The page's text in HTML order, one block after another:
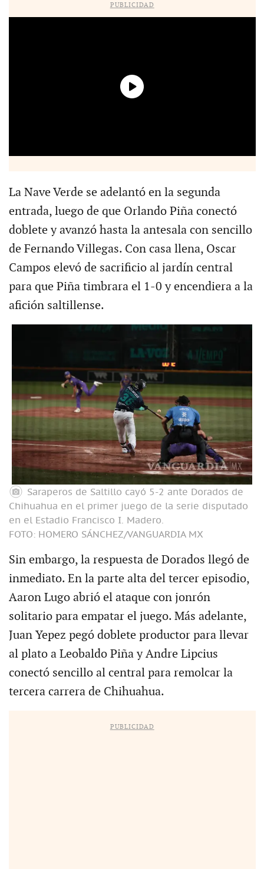
PUBLICIDAD
La Nave Verde se adelantó en la segunda
entrada, luego de que Orlando Piña conectó
doblete y avanzó hasta la antesala con sencillo
de Fernando Villegas. Con casa llena, Oscar
Campos elevó de sacrificio al jardín central
para que Piña timbrara el 1-0 y encendiera a la
afición saltillense.
Saraperos de Saltillo cayó 5-2 ante Dorados de
Chihuahua en el primer juego de la serie disputado
en el Estadio Francisco I. Madero.
FOTO: HOMERO SÁNCHEZ/VANGUARDIA MX
Sin embargo, la respuesta de Dorados llegó de
inmediato. En la parte alta del tercer episodio,
Aaron Lugo abrió el ataque con jonrón
solitario para empatar el juego. Más adelante,
Juan Yepez pegó doblete productor para llevar
al plato a Leobaldo Piña y Andre Lipcius
conectó sencillo al central para remolcar la
tercera carrera de Chihuahua.
PUBLICIDAD